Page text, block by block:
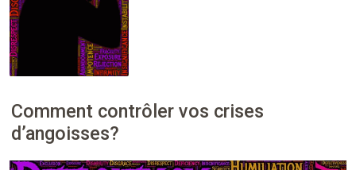
Comment contrôler vos crises
d’angoisses?